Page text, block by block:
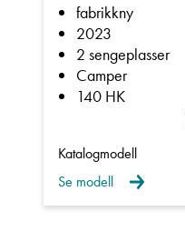
fabrikkny
2023
2 sengeplasser
Camper
140 HK
Katalogmodell
Se modell